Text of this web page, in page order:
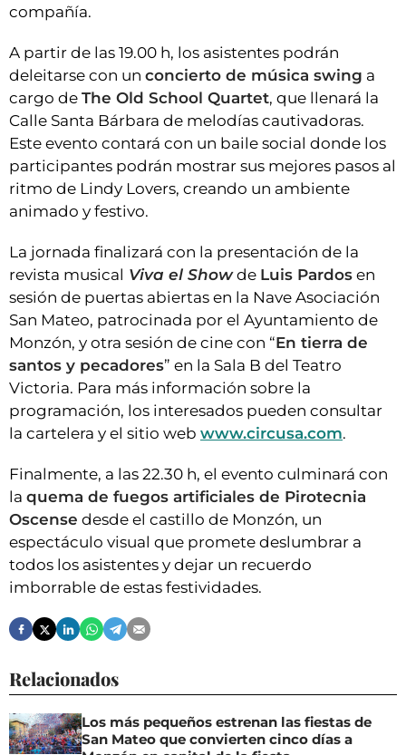
compañía.
A partir de las 19.00 h, los asistentes podrán
deleitarse con un concierto de música swing a
cargo de The Old School Quartet, que llenará la
Calle Santa Bárbara de melodías cautivadoras.
Este evento contará con un baile social donde los
participantes podrán mostrar sus mejores pasos al
ritmo de Lindy Lovers, creando un ambiente
animado y festivo.
La jornada finalizará con la presentación de la
revista musical Viva el Showde Luis Pardos en
sesión de puertas abiertas en la Nave Asociación
San Mateo, patrocinada por el Ayuntamiento de
Monzón, y otra sesión de cine con “En tierra de
santos y pecadores” en la Sala B del Teatro
Victoria. Para más información sobre la
programación, los interesados pueden consultar
la cartelera y el sitio web www.circusa.com.
Finalmente, a las 22.30 h, el evento culminará con
la quema de fuegos artificiales de Pirotecnia
Oscense desde el castillo de Monzón, un
espectáculo visual que promete deslumbrar a
todos los asistentes y dejar un recuerdo
imborrable de estas festividades.
Relacionados
Los más pequeños estrenan las fiestas de
San Mateo que convierten cinco días a